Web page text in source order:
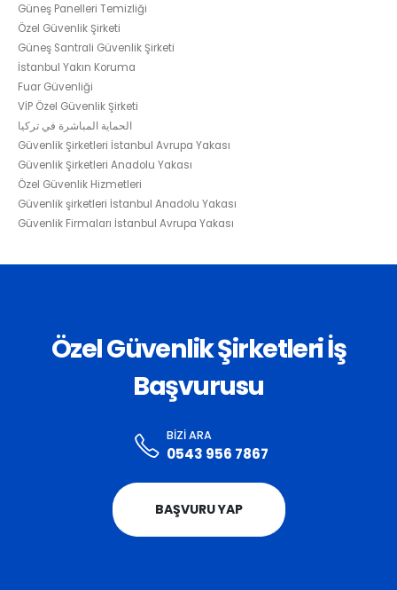
Güneş Panelleri Temizliği
Özel Güvenlik Şirketi
Güneş Santrali Güvenlik Şirketi
İstanbul Yakın Koruma
Fuar Güvenliği
VİP Özel Güvenlik Şirketi
الحماية المباشرة في تركيا
Güvenlik Şirketleri İstanbul Avrupa Yakası
Güvenlik Şirketleri Anadolu Yakası
Özel Güvenlik Hizmetleri
Güvenlik şirketleri İstanbul Anadolu Yakası
Güvenlik Firmaları İstanbul Avrupa Yakası
Özel Güvenlik Şirketleri İş
Başvurusu
BIZI ARA
0543 956 7867
BAŞVURU YAP